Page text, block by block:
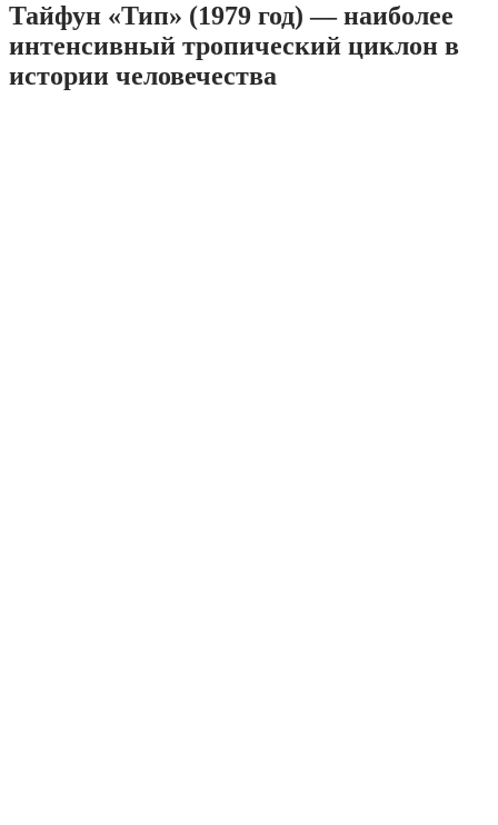
Тайфун «Тип» (1979 год) — наиболее
интенсивный тропический циклон в
истории человечества